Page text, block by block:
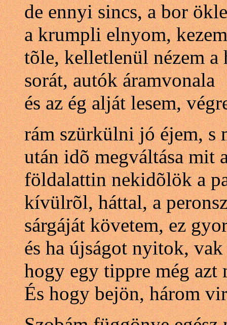
de ennyi sincs, a bor
a krumpli elnyom,
tõle, kelletlenül nézem a
sorát, autók áramvonala
és az ég alját lesem,
rám szürkülni jó éjem, s
után idõ megváltása mit
földalattin nekidõlök a
kívülrõl, háttal, a
sárgáját követem, ez
és ha újságot nyitok, vak
hogy egy tippre még
És hogy bejön, három